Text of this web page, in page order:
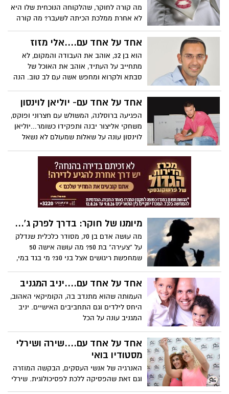
מה קורה לחוקר, שהלקוחה הנוכחית שלו היא
לא אחרת ממלכת הכיתה לשעבר? מה קורה
לאישה, שתופסת את בעלה בוגד בה שלוש
פעמים שונות? כמה יהיר יכול להיות בעל
השאלות הללו מתקשרות לכרטיס מועדון?
אחד על אחד עם....אלי מזוז
הוא בן 32, אוהב את העבודה והמקום, לא
מתחייב על העתיד, אוהב את האוכל של
סבתא ולקרוא ומחפש אשה עם לב טוב. הנה
אלי מזוז
אחד על אחד עם- יוליאן לוינסון
הפגיעה ברוסלנה, המשולש עם חצרוני ופוקס,
משחקי אליצור יבנה ותפקידו כשומר...יוליאן
לוינסון עונה על שאלות שמעולם לא נשאל
מיומנו של חוקר: בדרך לפרק ג'...
מה עושה אדם בן 70, מסודר כלכלית שנדלק
על "צעירה" בת 50? מה עושה אישה 50
שמחפשת ריגושים אצל בני 30? מי בגד במי,
קיין חקירות...
אחד על אחד עם....יניב המגניב
העמותה שהוא מתנדב בה, הקומיקאי האהוב,
היחס לילדים וגם התחביבים האישיים. יניב
המגניב עונה על הכל
אחד על אחד עם....שירה ושירלי
מסטודיו בואי
האנרגיה של אנשי העסקים, הבקשה המוזרה
וגם זאת שהפסיקה ללכת לפסיכולוגית. שירלי
ושירה זומבה בספיישל אחד על שתיים